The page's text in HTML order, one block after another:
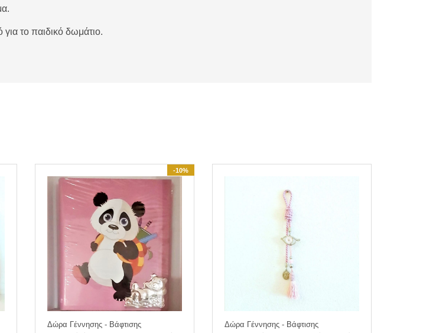
για το παιδικό δωμάτιο.
-10%
Δώρα Γέννησης - Βάφτισης Δώρα Γέννησης - Βάφτισης